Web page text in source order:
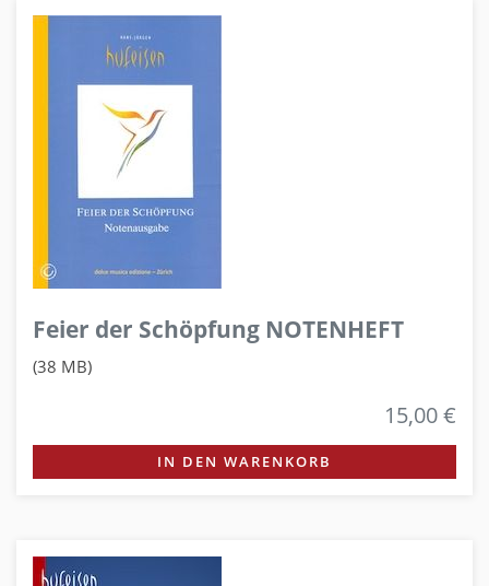
Feier der Schöpfung NOTENHEFT
(38 MB)
15,00 €
IN DEN WARENKORB